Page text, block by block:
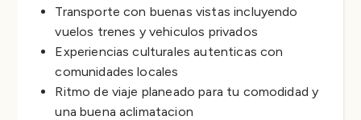
Transporte con buenas vistas incluyendo
vuelos trenes y vehiculos privados
Experiencias culturales autenticas con
comunidades locales
Ritmo de viaje planeado para tu comodidad y
una buena aclimatacion